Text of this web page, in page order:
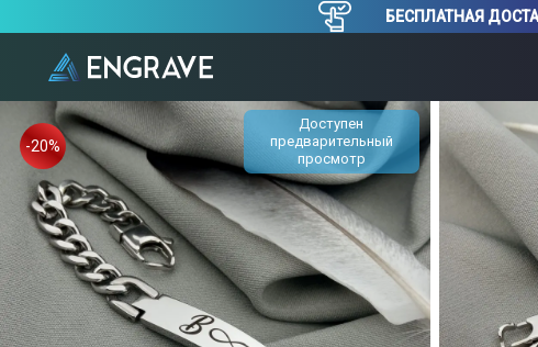
БЕСПЛАТНАЯ
-20%
Доступен
предварительный
просмотр